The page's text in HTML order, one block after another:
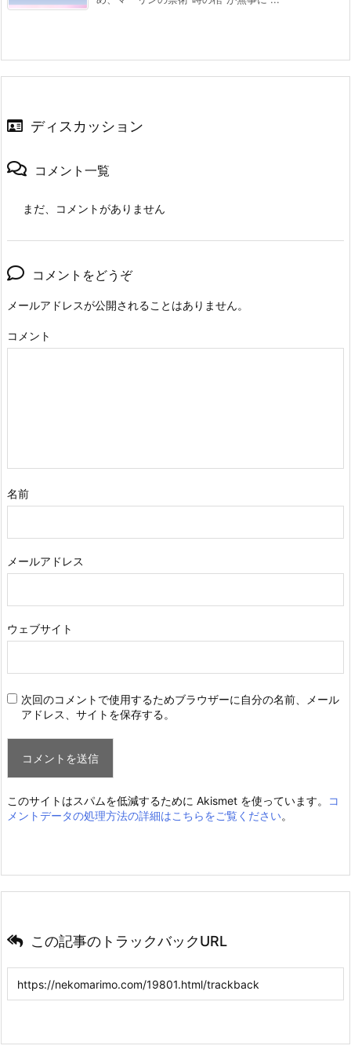
ディスカッション
コメント一覧
まだ、コメントがありません
コメントをどうぞ
メールアドレスが公開されることはありません。
コメント
名前
メールアドレス
ウェブサイト
次回のコメントで使用するためブラウザーに自分の名前、メール
アドレス、サイトを保存する。
このサイトはスパムを低減するために Akismet を使っています。
コ
メントデータの処理方法の詳細はこちらをご覧ください。
この記事のトラックバックURL